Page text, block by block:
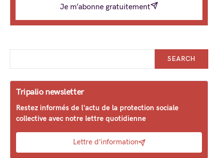
Je m’abonne gratuitement
SEARCH
Tripalio newsletter
Restez informés de l'actu de la protection sociale
collective avec notre lettre quotidienne
Lettre d'information